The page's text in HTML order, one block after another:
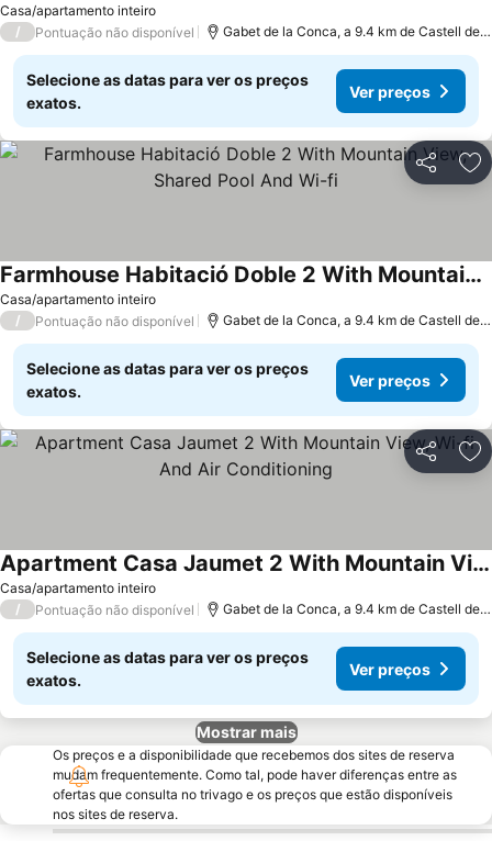
Casa/apartamento inteiro
/ Pontuação não disponível Gabet de la Conca, a 9.4 km de Castell de Mur
Selecione as datas para ver os preços
exatos.
Ver preços
Partilhar
Casa/apartamento inteiro
Farmhouse Habitació Doble 2 With Mountain View, Shared Pool And Wi-fi
/ Pontuação não disponível Gabet de la Conca, a 9.4 km de Castell de Mur
Selecione as datas para ver os preços
exatos.
Ver preços
Partilhar
Casa/apartamento inteiro
Apartment Casa Jaumet 2 With Mountain View, Wi-fi And Air Conditioning
/ Pontuação não disponível Gabet de la Conca, a 9.4 km de Castell de Mur
Selecione as datas para ver os preços
exatos.
Ver preços
Mostrar mais
Os preços e a disponibilidade que recebemos dos sites de reserva
mudam frequentemente. Como tal, pode haver diferenças entre as
ofertas que consulta no trivago e os preços que estão disponíveis
nos sites de reserva.